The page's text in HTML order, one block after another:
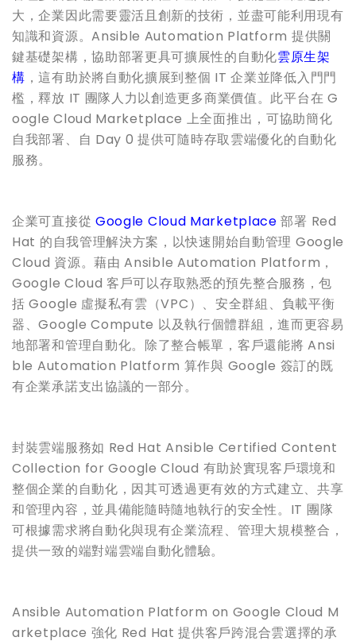
大，企業因此需要靈活且創新的技術，並盡可能利用現有
知識和資源。Ansible Automation Platform 提供關
鍵基礎架構，協助部署更具可擴展性的自動化雲原生架
構 ，這有助於將自動化擴展到整個 IT 企業並降低入門門
檻，釋放 IT 團隊人力以創造更多商業價值。此平台在 G
oogle Cloud Marketplace 上全面推出，可協助簡化
自我部署、自 Day 0 提供可隨時存取雲端優化的自動化
服務。
企業可直接從 Google Cloud Marketplace 部署 Red
Hat 的自我管理解決方案，以快速開始自動管理 Google
Cloud 資源。藉由 Ansible Automation Platform，
Google Cloud 客戶可以存取熟悉的預先整合服務，包
括 Google 虛擬私有雲（VPC）、安全群組、負載平衡
器、Google Compute 以及執行個體群組，進而更容易
地部署和管理自動化。除了整合帳單，客戶還能將 Ansi
ble Automation Platform 算作與 Google 簽訂的既
有企業承諾支出協議的一部分。
封裝雲端服務如 Red Hat Ansible Certified Content
Collection for Google Cloud 有助於實現客戶環境和
整個企業的自動化，因其可透過更有效的方式建立、共享
和管理內容，並具備能隨時隨地執行的安全性。IT 團隊
可根據需求將自動化與現有企業流程、管理大規模整合，
提供一致的端對端雲端自動化體驗。
Ansible Automation Platform on Google Cloud M
arketplace 強化 Red Hat 提供客戶跨混合雲選擇的承